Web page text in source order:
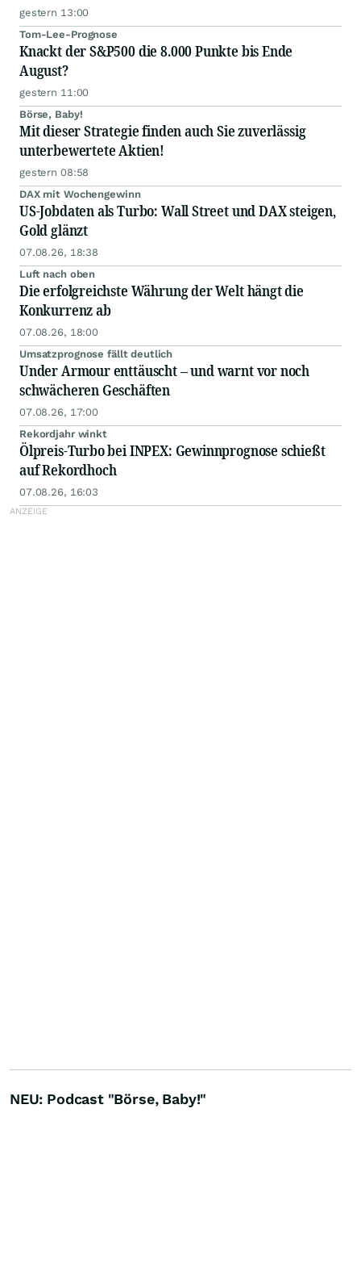
gestern 13:00
Tom-Lee-Prognose
Knackt der S&P500 die 8.000 Punkte bis Ende
August?
gestern 11:00
Börse, Baby!
Mit dieser Strategie finden auch Sie zuverlässig
unterbewertete Aktien!
gestern 08:58
DAX mit Wochengewinn
US-Jobdaten als Turbo: Wall Street und DAX steigen,
Gold glänzt
07.08.26, 18:38
Luft nach oben
Die erfolgreichste Währung der Welt hängt die
Konkurrenz ab
07.08.26, 18:00
Umsatzprognose fällt deutlich
Under Armour enttäuscht – und warnt vor noch
schwächeren Geschäften
07.08.26, 17:00
Rekordjahr winkt
Ölpreis-Turbo bei INPEX: Gewinnprognose schießt
auf Rekordhoch
07.08.26, 16:03
NEU: Podcast "Börse, Baby!"